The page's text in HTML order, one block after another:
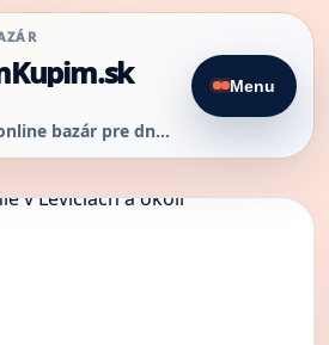
prehľadný online bazár pre dnešný predaj
Menu